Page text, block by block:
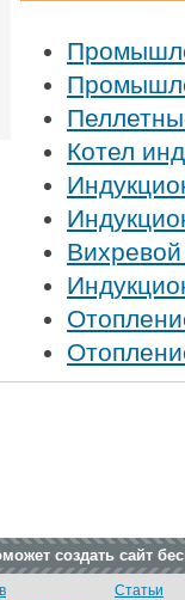
Котел
создать сайт
Статьи